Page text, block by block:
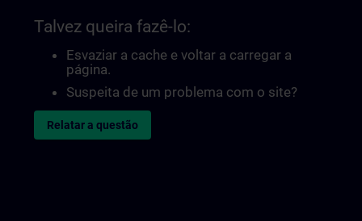
Talvez queira fazê-lo:
Esvaziar a cache e voltar a carregar a
página.
Suspeita de um problema com o site?
Relatar a questão